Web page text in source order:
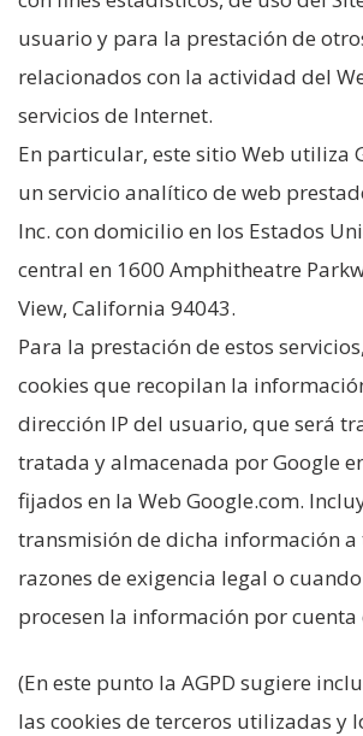
usuario y para la prestación de
relacionados con la actividad del
servicios de Internet.
En particular, este sitio Web utiliza
un servicio analítico de web
Inc. con domicilio en los Estados
central en 1600 Amphitheatre
View, California 94043.
Para la prestación de estos
cookies que recopilan la
dirección IP del usuario, que será
tratada y almacenada por Google
fijados en la Web Google.com.
transmisión de dicha información a
razones de exigencia legal o
procesen la información por cuenta
(En este punto la AGPD sugiere
las cookies de terceros utilizadas y